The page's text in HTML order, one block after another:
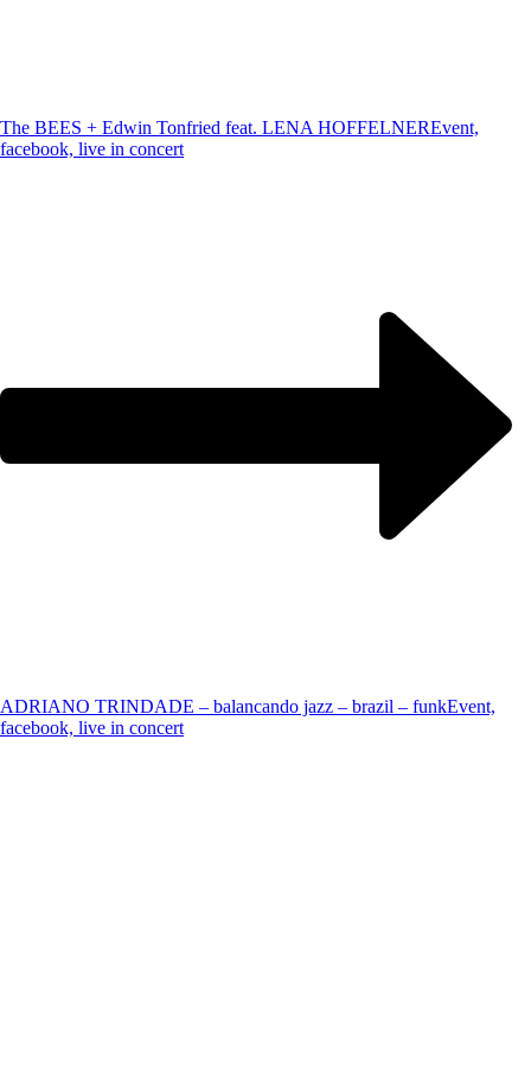
The BEES + Edwin Tonfried feat. LENA HOFFELNEREvent,
facebook, live in concert
ADRIANO TRINDADE – balancando jazz – brazil – funkEvent,
facebook, live in concert